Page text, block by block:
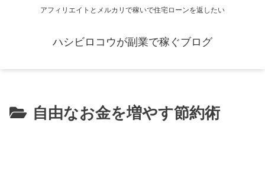
アフィリエイトとメルカリで稼いで住宅ローンを返したい
ハシビロコウが副業で稼ぐブログ
自由なお金を増やす節約術